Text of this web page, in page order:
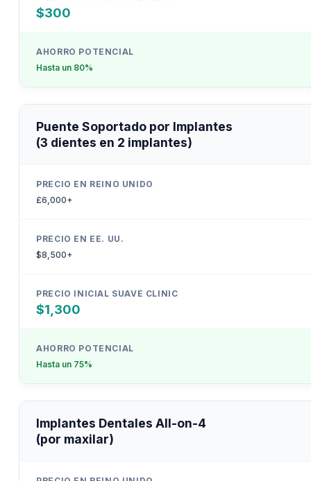
$300
Hasta un 80%
Puente Soportado por Implantes
(3 dientes en 2 implantes)
£6,000+
$8,500+
$1,300
Hasta un 75%
Implantes Dentales All-on-4
(por maxilar)